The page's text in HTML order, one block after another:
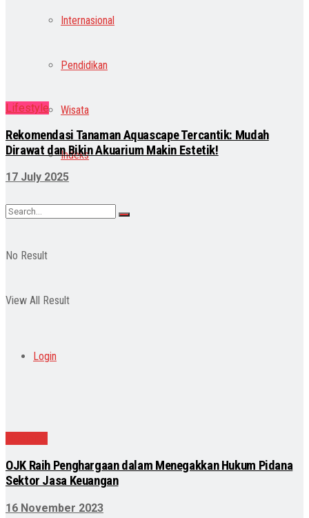
Internasional
Pendidikan
Wisata
Indeks
No Result
View All Result
Login
Lifestyle
Rekomendasi Tanaman Aquascape Tercantik: Mudah
Dirawat dan Bikin Akuarium Makin Estetik!
17 July 2025
OJK Raih Penghargaan dalam Menegakkan Hukum Pidana
Sektor Jasa Keuangan
16 November 2023